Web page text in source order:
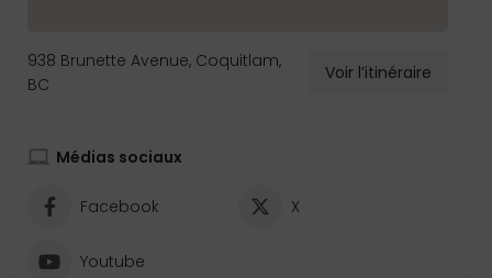
938 Brunette Avenue, Coquitlam,
BC
Voir l’itinéraire
Médias sociaux
Facebook X
Youtube